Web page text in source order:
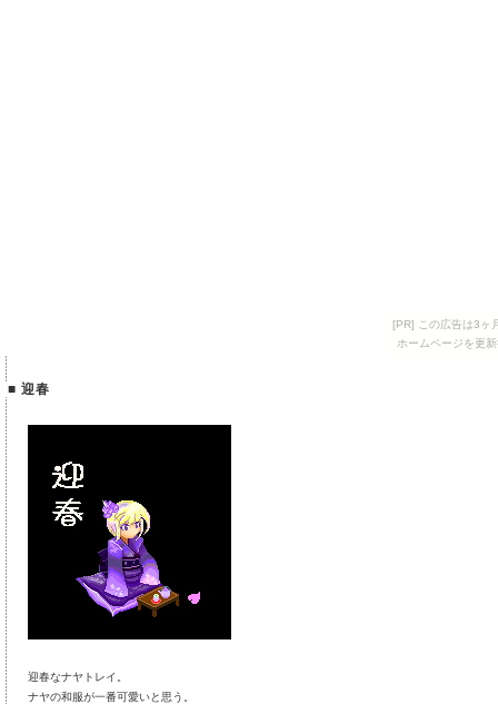
[PR] この広告は3ヶ
ホームページを更
■ 迎春
迎春なナヤトレイ。
ナヤの和服が一番可愛いと思う。